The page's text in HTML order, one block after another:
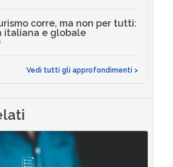
corre, ma non per tutti:
italiana e globale
Vedi tutti gli approfondimenti >